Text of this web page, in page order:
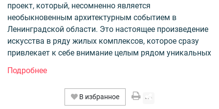
проект, который, несомненно является
необыкновенным архитектурным событием в
Ленинградской области. Это настоящее произведение
искусства в ряду жилых комплексов, которое сразу
привлекает к себе внимание целым рядом уникальных
«Роквилль» находится всего в 9 км от КАД, в 15
минутах езды от города и в 5 минутах от Коркинского
озера и представляет собой комплекс, выполненный в
В избранное